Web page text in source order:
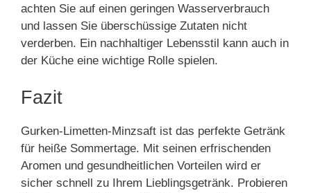
achten Sie auf einen geringen Wasserverbrauch
und lassen Sie überschüssige Zutaten nicht
verderben. Ein nachhaltiger Lebensstil kann auch in
der Küche eine wichtige Rolle spielen.
Fazit
Gurken-Limetten-Minzsaft ist das perfekte Getränk
für heiße Sommertage. Mit seinen erfrischenden
Aromen und gesundheitlichen Vorteilen wird er
sicher schnell zu Ihrem Lieblingsgetränk. Probieren